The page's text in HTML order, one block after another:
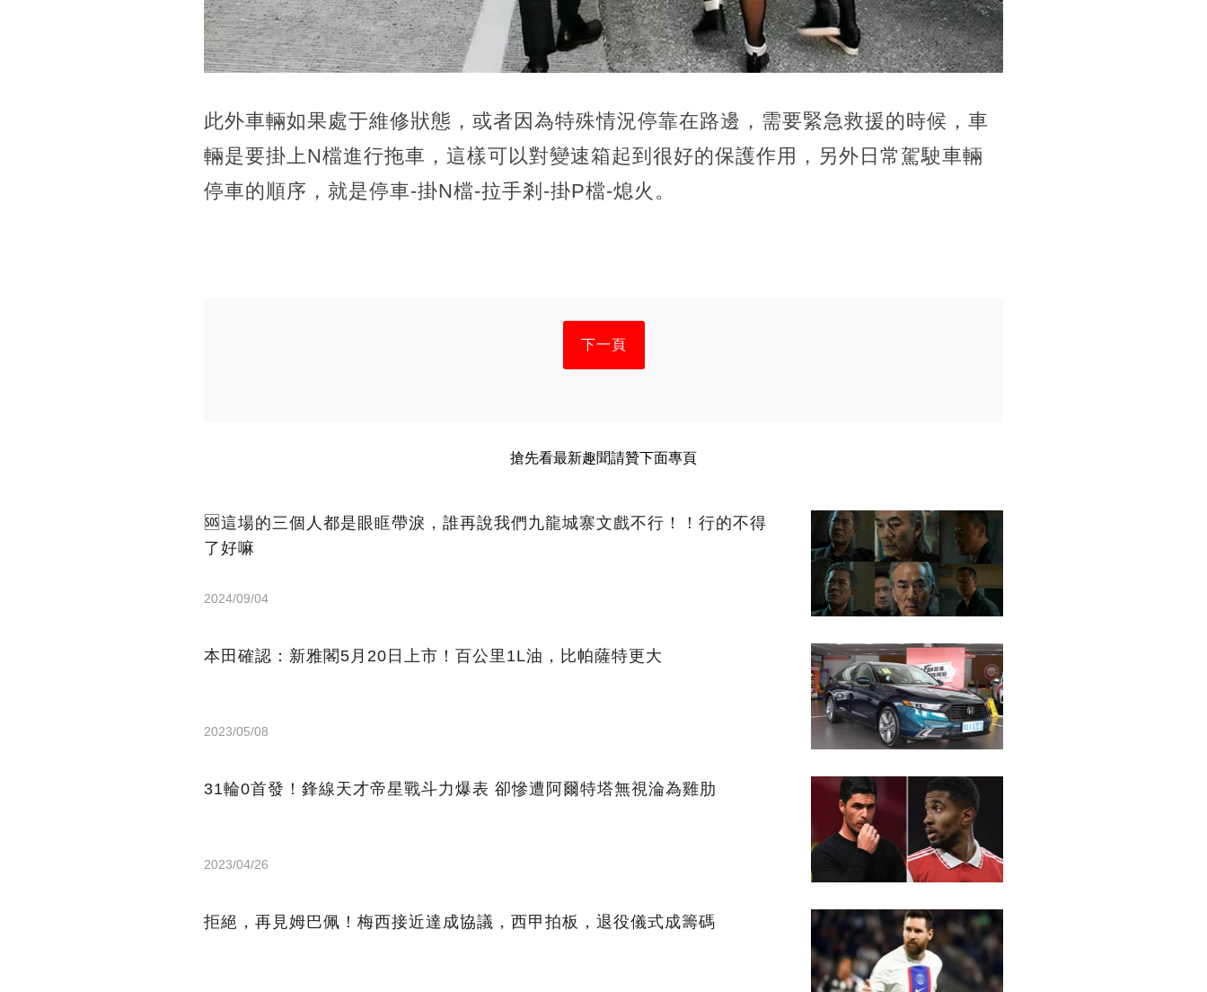
此外車輛如果處于維修狀態，或者因為特殊情況停靠在路邊，需要緊急救援的時候，車
輛是要掛上N檔進行拖車，這樣可以對變速箱起到很好的保護作用，另外日常駕駛車輛
停車的順序，就是停車-掛N檔-拉手剎-掛P檔-熄火。
下一頁
搶先看最新趣聞請贊下面專頁
🆘這場的三個人都是眼眶帶淚，誰再說我們九龍城寨文戲不行！！行的不得
了好嘛
2024/09/04
本田確認：新雅閣5月20日上市！百公里1L油，比帕薩特更大
2023/05/08
31輪0首發！鋒線天才帝星戰斗力爆表 卻慘遭阿爾特塔無視淪為雞肋
2023/04/26
拒絕，再見姆巴佩！梅西接近達成協議，西甲拍板，退役儀式成籌碼